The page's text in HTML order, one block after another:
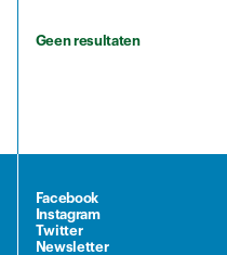
Geen resultaten
Facebook
Instagram
Twitter
Newsletter